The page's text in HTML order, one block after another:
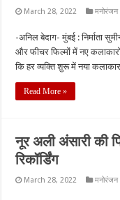
March 28, 2022 मनोरंजन
-अनिल बेदाग- मुंबई : निर्माता
और फीचर फिल्मों में नए
कि हर व्यक्ति शुरू में नया
Read More »
नूर अली अंसारी की
रिकॉर्डिंग
March 28, 2022 मनोरंजन